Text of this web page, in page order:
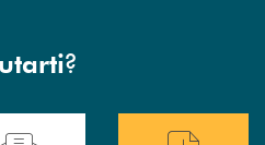
?
di assistenza immediata ?
Hai bisogno di